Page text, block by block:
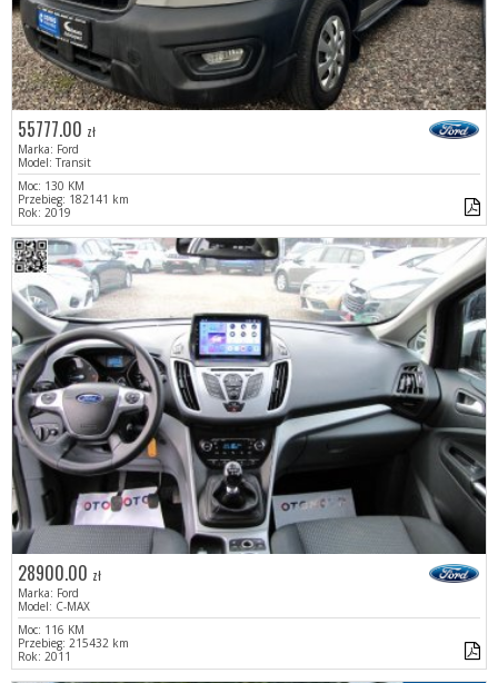
55777.00 zł
Marka: Ford
Model: Transit
Moc: 130 KM
Przebieg: 182141 km
Rok: 2019
28900.00 zł
Marka: Ford
Model: C-MAX
Moc: 116 KM
Przebieg: 215432 km
Rok: 2011